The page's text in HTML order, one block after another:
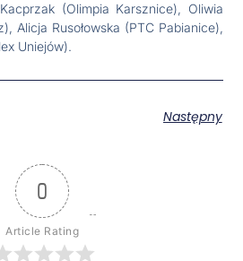
(Olimpia Karsznice), Oliwia
Alicja Rusołowska (PTC Pabianice),
Uniejów).
Następny
0
Article Rating